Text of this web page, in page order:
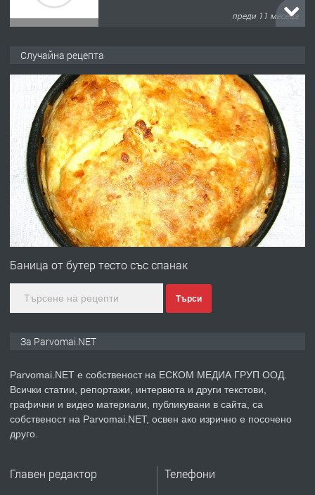
преди 1 година
преди 1 година
ПРЕДЛАГА
Първи поход "По стъпките на Ангел
Войвода"
преди 1 година
ПРЕДЛАГА
Монтажник на малки детайли за
преди 1 година
ПРЕДЛАГА
Продавам апартамент - гр.
Случайна рецепта
Баница от бутер тесто със спанак
Търси
За Parvomai.NET
Parvomai.NET е собственост на ЕСКОМ МЕДИА ГРУП ООД.
Всички статии, репортажи, интервюта и други текстови,
графични и видео материали, публикувани в сайта, са
собственост на Parvomai.NET, освен ако изрично е посочено
друго.
Главен редактор Телефони